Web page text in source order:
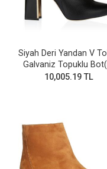
Siyah Deri Yandan V
Galvaniz Topuklu
28v)
10,005.19 TL